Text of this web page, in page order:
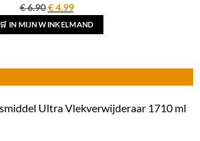
€6.90 Oorspronkelijke
prijs
was:
€4.99Huidige
prijs
is:
🛒 IN MIJN WINKELMAND